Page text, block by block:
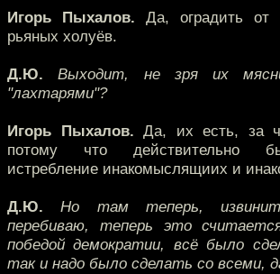
Игорь Пыхалов. Да, оградить от
рьяных холуёв.
Д.Ю. Выходит, не зря их
"лахтарями"?
Игорь Пыхалов. Да, их есть, за
потому что действительно
истребление инакомыслящиих и
Д.Ю. Но там теперь,
перебиваю, теперь это
победой демократии, всё было
так и надо было сделать со всеми,